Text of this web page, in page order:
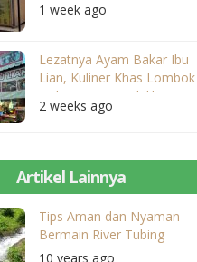
1 week ago
Lezatnya Ayam Bakar Ibu
Lian, Kuliner Khas Lombok
Dekat Dari Mandalika
2 weeks ago
Artikel Lainnya
Tips Aman dan Nyaman
Bermain River Tubing
10 years ago